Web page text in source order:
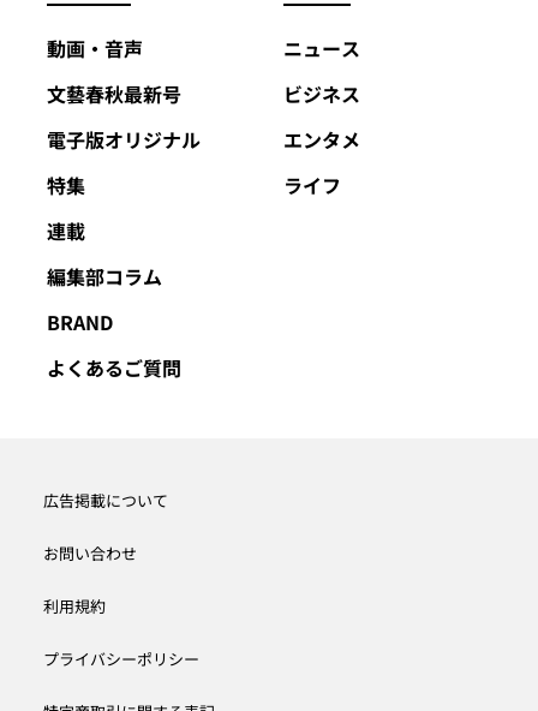
動画・音声
文藝春秋最新号
電子版オリジナル
特集
連載
編集部コラム
BRAND
よくあるご質問
ニュース
ビジネス
エンタメ
ライフ
広告掲載について
お問い合わせ
利用規約
プライバシーポリシー